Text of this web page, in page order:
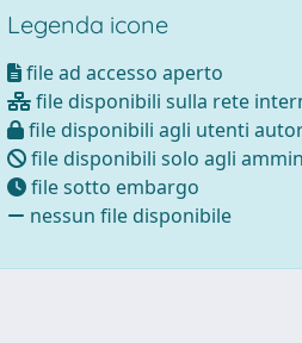
Legenda icone
file ad accesso aperto
file disponibili sulla rete
file disponibili agli utenti
file disponibili solo agli
file sotto embargo
nessun file disponibile